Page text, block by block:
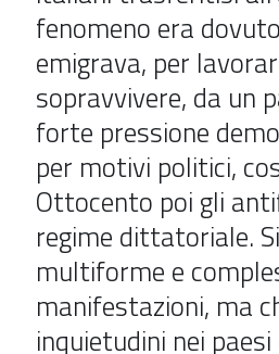
fenomeno era
emigrava, per
sopravvivere, da un
forte pressione
per motivi politici,
Ottocento poi gli
regime dittatoriale.
multiforme e
manifestazioni, ma
inquietudini nei